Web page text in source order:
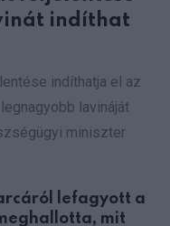
indíthat
indíthatja el az
lavináját
miniszter
lefagyott a
mit